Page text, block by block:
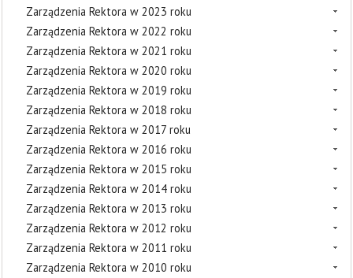
Zarządzenia Rektora w 2023 roku
Zarządzenia Rektora w 2022 roku
Zarządzenia Rektora w 2021 roku
Zarządzenia Rektora w 2020 roku
Zarządzenia Rektora w 2019 roku
Zarządzenia Rektora w 2018 roku
Zarządzenia Rektora w 2017 roku
Zarządzenia Rektora w 2016 roku
Zarządzenia Rektora w 2015 roku
Zarządzenia Rektora w 2014 roku
Zarządzenia Rektora w 2013 roku
Zarządzenia Rektora w 2012 roku
Zarządzenia Rektora w 2011 roku
Zarządzenia Rektora w 2010 roku